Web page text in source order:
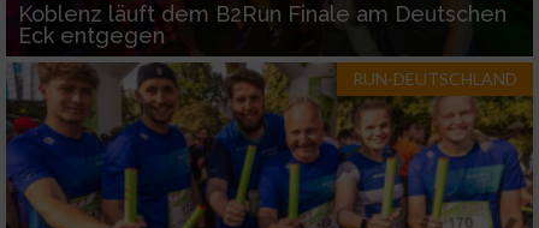
Koblenz läuft dem B2Run Finale am Deutschen
Eck entgegen
RUN-DEUTSCHLAND